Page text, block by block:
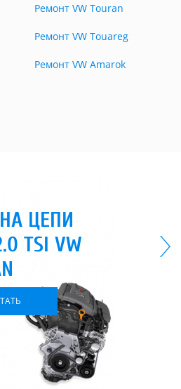
Ремонт VW Touran
Ремонт VW Touareg
Ремонт VW Amarok
ЦЕПИ
TSI VW